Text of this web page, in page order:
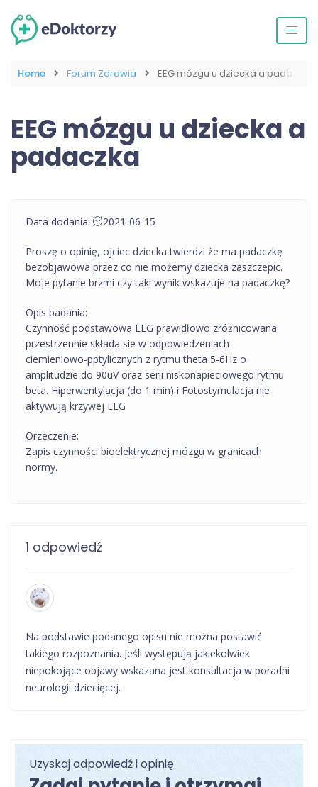
Home Forum Zdrowia EEG mózgu u dziecka a padaczka
EEG mózgu u dziecka a
padaczka
Data dodania: 2021-06-15
Proszę o opinię, ojciec dziecka twierdzi że ma padaczkę
bezobjawowa przez co nie możemy dziecka zaszczepic.
Moje pytanie brzmi czy taki wynik wskazuje na padaczkę?
Opis badania:
Czynność podstawowa EEG prawidłowo zróżnicowana
przestrzennie składa sie w odpowiedzeniach
ciemieniowo-pptylicznych z rytmu theta 5-6Hz o
amplitudzie do 90uV oraz serii niskonapieciowego rytmu
beta. Hiperwentylacja (do 1 min) i Fotostymulacja nie
aktywują krzywej EEG
Orzeczenie:
Zapis czynności bioelektrycznej mózgu w granicach
normy.
1 odpowiedź
Na podstawie podanego opisu nie można postawić
takiego rozpoznania. Jeśli występują jakiekolwiek
niepokojące objawy wskazana jest konsultacja w poradni
neurologii dziecięcej.
Uzyskaj odpowiedź i opinię